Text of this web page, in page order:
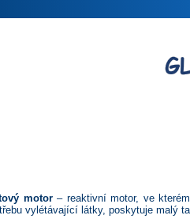
motor– reaktivní motor, ve
vylétávající látky, poskytuje malý